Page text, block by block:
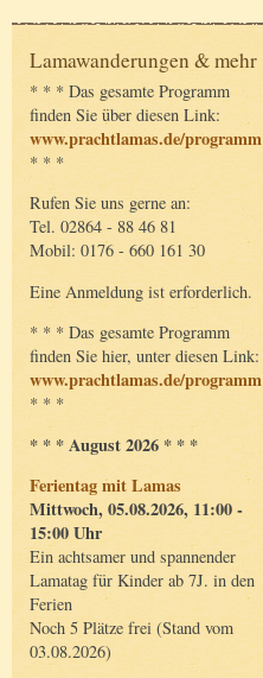
Lamawanderungen & mehr
* * * Das gesamte Programm
finden Sie über diesen Link:
www.prachtlamas.de/programm
* * *
Rufen Sie uns gerne an:
Tel. 02864 - 88 46 81
Mobil: 0176 - 660 161 30
Eine Anmeldung ist erforderlich.
* * * Das gesamte Programm
finden Sie hier, unter diesen Link:
www.prachtlamas.de/programm
* * *
* * * August 2026 * * *
Ferientag mit Lamas
Mittwoch, 05.08.2026, 11:00 -
15:00 Uhr
Ein achtsamer und spannender
Lamatag für Kinder ab 7J. in den
Ferien
Noch 5 Plätze frei (Stand vom
03.08.2026)